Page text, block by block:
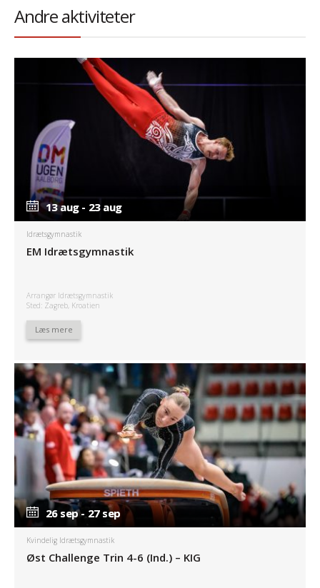
Andre aktiviteter
13 aug - 23 aug
13 aug - 23 aug
Idrætsgymnastik
EM Idrætsgymnastik
Arrangør Idrætsgymnastik
Sted: Zagreb, Kroatien
Læs mere
26 sep - 27 sep
26 sep - 27 sep
Kvindelig Idrætsgymnastik
Øst Challenge Trin 4-6 (Ind.) – KIG